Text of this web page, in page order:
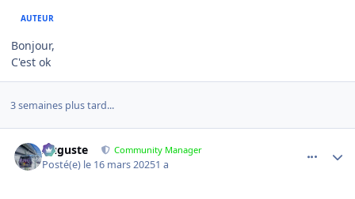
AUTEUR
Bonjour,
C'est ok
3 semaines plus tard...
Auguste Community Manager
Posté(e) le 16 mars 20251 a